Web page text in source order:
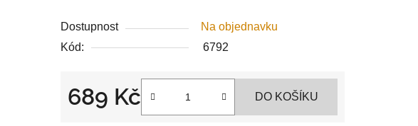
produktu
je
Dostupnost
Na objednavku
Kód:
6792
689 Kč DO KOŠÍKU